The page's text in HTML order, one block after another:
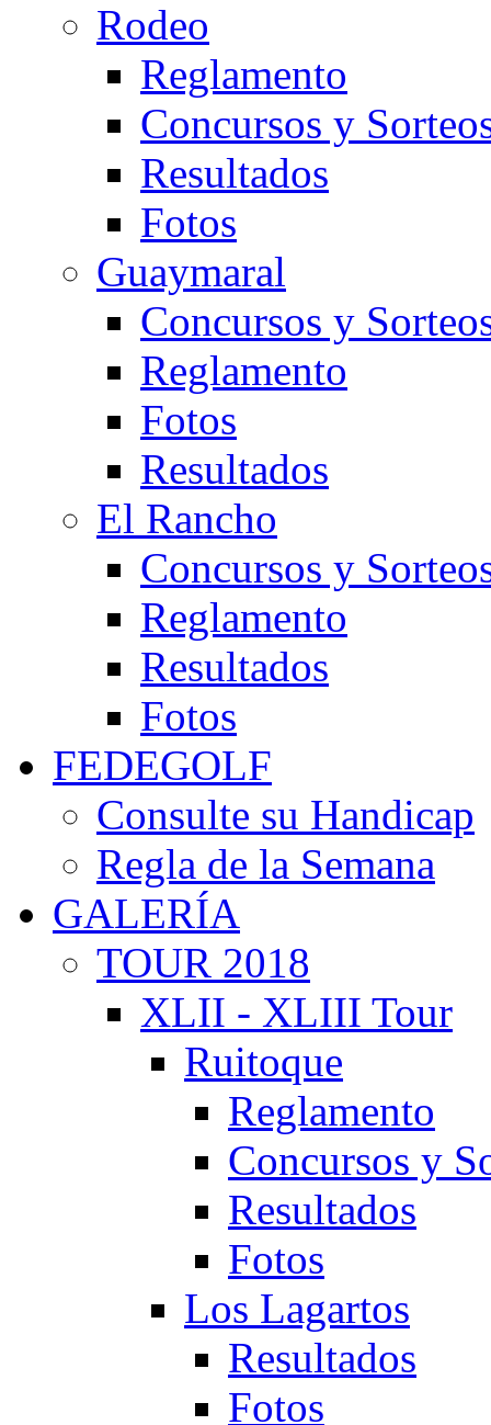
Rodeo
Reglamento
Concursos y
Resultados
Fotos
Guaymaral
Concursos y
Reglamento
Fotos
Resultados
El Rancho
Concursos y
Reglamento
Resultados
Fotos
FEDEGOLF
Consulte su Handicap
Regla de la Semana
GALERÍA
TOUR 2018
XLII - XLIII Tour
Ruitoque
Reglamento
Concursos y
Resultados
Fotos
Los Lagartos
Resultados
Fotos